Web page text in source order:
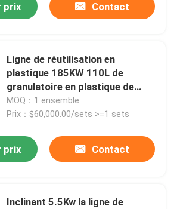
prix Contact
Ligne de réutilisation en
plastique 185KW 110L de
granulatoire en plastique de
rebut de PVC
MOQ：1 ensemble
Prix：$60,000.00/sets >=1 sets
prix Contact
Inclinant 5.5Kw la ligne de